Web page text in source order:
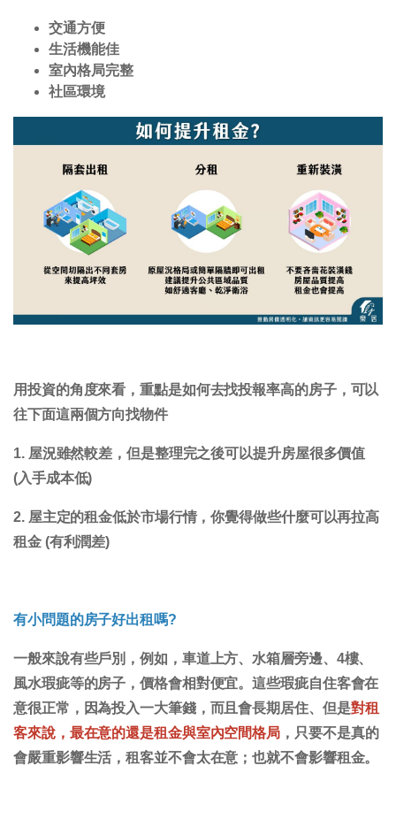
交通方便
生活機能佳
室內格局完整
社區環境
用投資的角度來看，重點是如何去找投報率高的房子，可以
往下面這兩個方向找物件
1. 屋況雖然較差，但是整理完之後可以提升房屋很多價值
(入手成本低)
2. 屋主定的租金低於市場行情，你覺得做些什麼可以再拉高
租金 (有利潤差)
有小問題的房子好出租嗎?
一般來說有些戶別，例如，車道上方、水箱層旁邊、4樓、
風水瑕疵等的房子，價格會相對便宜。這些瑕疵自住客會在
意很正常，因為投入一大筆錢，而且會長期居住、但是對租
客來說，最在意的還是租金與室內空間格局 ，只要不是真的
會嚴重影響生活，租客並不會太在意；也就不會影響租金。